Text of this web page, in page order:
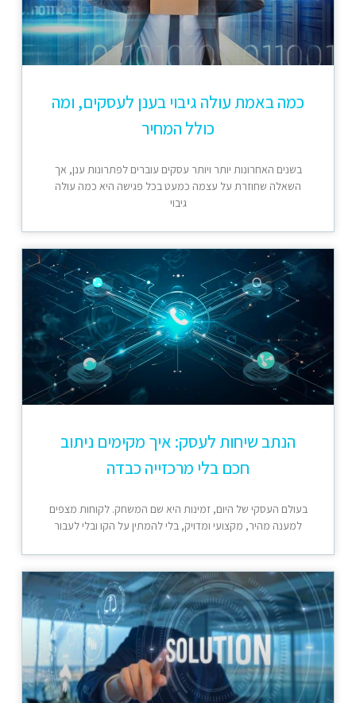
כמה באמת עולה גיבוי בענן לעסקים, ומה
כולל המחיר
בשנים האחרונות יותר ויותר עסקים עוברים לפתרונות ענן, אך
השאלה שחוזרת על עצמה כמעט בכל פגישה היא כמה עולה
גיבוי
הנתב שיחות לעסק: איך מקימים ניתוב
חכם בלי מרכזייה כבדה
בעולם העסקי של היום, זמינות היא שם המשחק. לקוחות מצפים
למענה מהיר, מקצועי ומדויק, בלי להמתין על הקו ובלי לעבור